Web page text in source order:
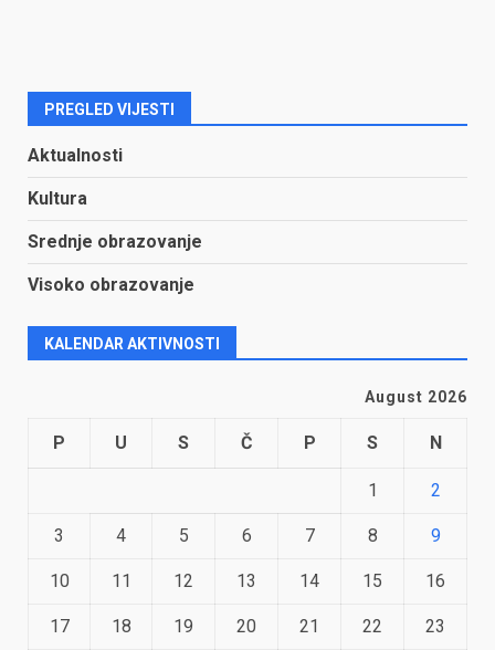
PREGLED VIJESTI
Aktualnosti
Kultura
Srednje obrazovanje
Visoko obrazovanje
KALENDAR AKTIVNOSTI
August 2026
P U S Č P S N
1 2
3 4 5 6 7 8 9
10 11 12 13 14 15 16
17 18 19 20 21 22 23